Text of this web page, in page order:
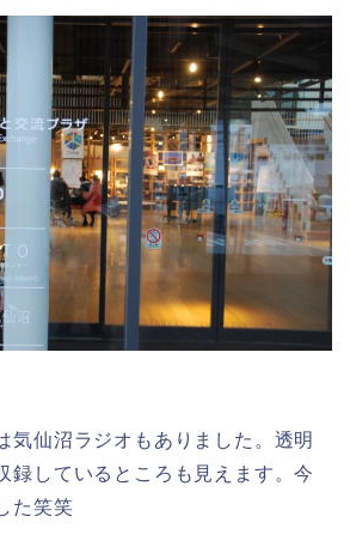
気仙沼ラジオもありました。透明
録しているところも見えます。今
た笑笑